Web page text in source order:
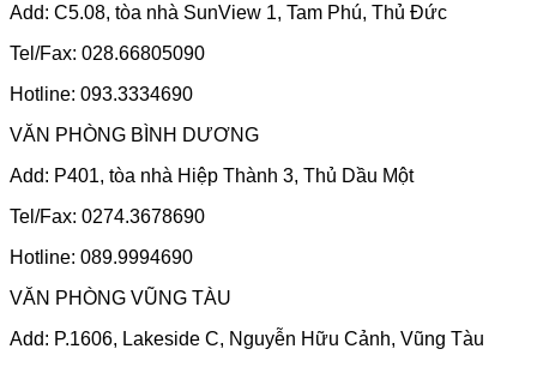
Add: C5.08, tòa nhà SunView 1, Tam Phú, Thủ Đức
Tel/Fax: 028.66805090
Hotline: 093.3334690
VĂN PHÒNG BÌNH DƯƠNG
Add: P401, tòa nhà Hiệp Thành 3, Thủ Dầu Một
Tel/Fax: 0274.3678690
Hotline: 089.9994690
VĂN PHÒNG VŨNG TÀU
Add: P.1606, Lakeside C, Nguyễn Hữu Cảnh, Vũng Tàu